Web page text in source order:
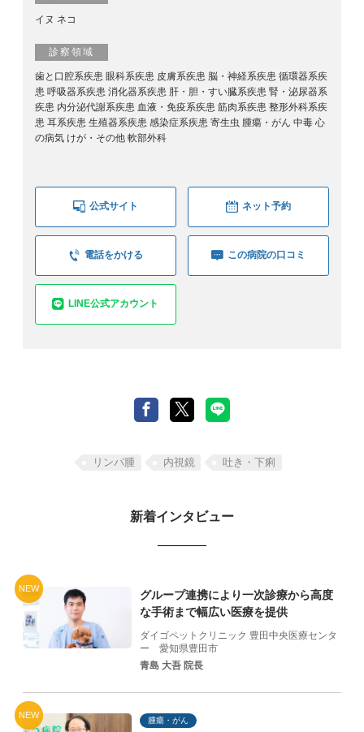
イヌ ネコ
診察領域
歯と口腔系疾患 眼科系疾患 皮膚系疾患 脳・神経系疾患 循環器系疾
患 呼吸器系疾患 消化器系疾患 肝・胆・すい臓系疾患 腎・泌尿器系
疾患 内分泌代謝系疾患 血液・免疫系疾患 筋肉系疾患 整形外科系疾
患 耳系疾患 生殖器系疾患 感染症系疾患 寄生虫 腫瘍・がん 中毒 心
の病気 けが・その他 軟部外科
公式サイト ネット予約
電話をかける この病院の口コミ
LINE公式アカウント
リンパ腫 内視鏡 吐き・下痢
新着インタビュー
NEW
グループ連携により一次診療から高度
な手術まで幅広い医療を提供
ダイゴペットクリニック 豊田中央医療センタ
ー 愛知県豊田市
青島 大吾 院長
NEW
腫瘍・がん